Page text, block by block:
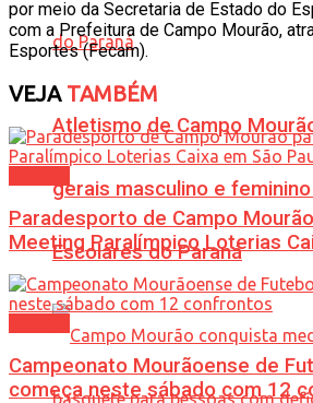
Atletismo de Campo
gerais masculino e
Escolares do Paraná
por meio da Secretaria de Estado do
com a Prefeitura de Campo Mourão,
Esportes (Fecam).
VEJATAMBÉM
Paradesporto de Campo
Meeting Paralímpico Loterias
Campeonato Mourãoense de
começa neste sábado com 12